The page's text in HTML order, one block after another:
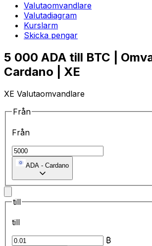
Valutaomvandlare
Valutadiagram
Kurslarm
Skicka pengar
5 000 ADA till BTC |
Cardano | XE
XE Valutaomvandlare
Från
Från
ADA - Cardano
till
till
₿